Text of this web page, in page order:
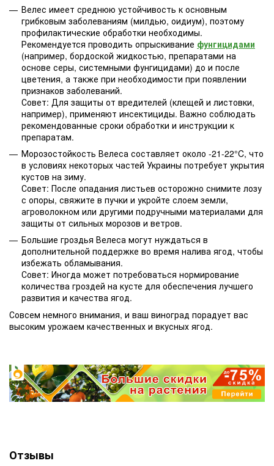
Велес имеет среднюю устойчивость к основным
грибковым заболеваниям (милдью, оидиум), поэтому
профилактические обработки необходимы.
Рекомендуется проводить опрыскивание фунгицидами
(например, бордоской жидкостью, препаратами на
основе серы, системными фунгицидами) до и после
цветения, а также при необходимости при появлении
признаков заболеваний.
Совет: Для защиты от вредителей (клещей и листовки,
например), применяют инсектициды. Важно соблюдать
рекомендованные сроки обработки и инструкции к
препаратам.
Морозостойкость Велеса составляет около -21-22°C, что
в условиях некоторых частей Украины потребует укрытия
кустов на зиму.
Совет: После опадания листьев осторожно снимите лозу
с опоры, свяжите в пучки и укройте слоем земли,
агроволокном или другими подручными материалами для
защиты от сильных морозов и ветров.
Большие гроздья Велеса могут нуждаться в
дополнительной поддержке во время налива ягод, чтобы
избежать обламывания.
Совет: Иногда может потребоваться нормирование
количества гроздей на кусте для обеспечения лучшего
развития и качества ягод.
Совсем немного внимания, и ваш виноград порадует вас
высоким урожаем качественных и вкусных ягод.
Отзывы